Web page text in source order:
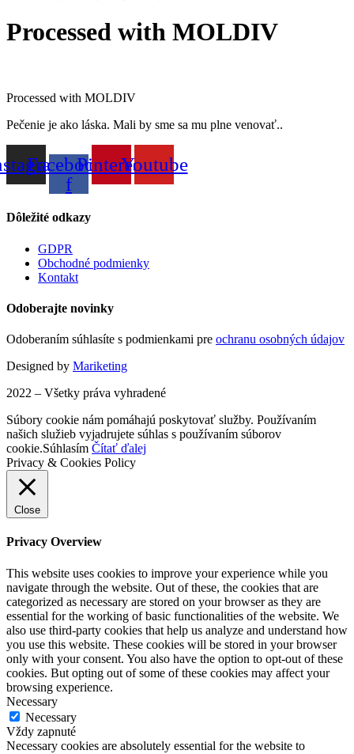
Processed with MOLDIV
Processed with MOLDIV
Pečenie je ako láska. Mali by sme sa mu plne venovať..
Facebook-
f
PinterestYoutube
Dôležité odkazy
GDPR
Obchodné podmienky
Kontakt
Odoberajte novinky
Odoberaním súhlasíte s podmienkami pre ochranu osobných údajov
Designed by Mariketing
2022 – Všetky práva vyhradené
Súbory cookie nám pomáhajú poskytovať služby. Používaním
našich služieb vyjadrujete súhlas s používaním súborov
cookie.Súhlasím Čítať ďalej
Privacy & Cookies Policy
Close
Privacy Overview
This website uses cookies to improve your experience while you
navigate through the website. Out of these, the cookies that are
categorized as necessary are stored on your browser as they are
essential for the working of basic functionalities of the website. We
also use third-party cookies that help us analyze and understand how
you use this website. These cookies will be stored in your browser
only with your consent. You also have the option to opt-out of these
cookies. But opting out of some of these cookies may affect your
browsing experience.
Necessary
Necessary
Vždy zapnuté
Necessary cookies are absolutely essential for the website to